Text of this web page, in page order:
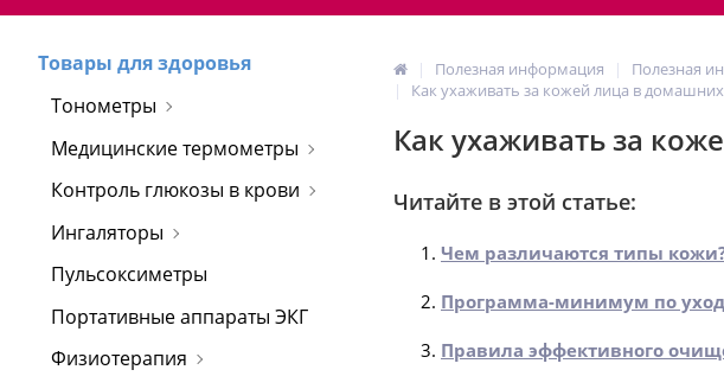
Товары для здоровья
Тонометры
Медицинские термометры
Контроль глюкозы в крови
Ингаляторы
Пульсоксиметры
Портативные аппараты ЭКГ
Физиотерапия
Полезная информация Полезная
Как ухаживать за кожей лица в
Как ухаживать за
Читайте в этой статье:
Чем различаются типы
Программа-минимум по
Правила эффективного